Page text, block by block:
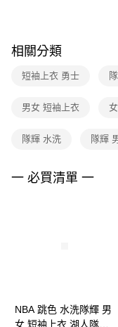
３．收到繳費通知簡訊後
ATM／網路銀行／等多元
※ 請注意：結帳手續完成
購買商品的店家。未經商
※ 交易是否成功請以「
客戶支援中心」
https://
１．透過由恩沛科技股份
易，需依本服務之必要範
５．嚴禁一人註冊多個帳
恩沛科技股份有限公司將
每筆NT$100，滿
相關分類
短袖上衣 勇士
男女 短袖上衣
隊輝 水洗 隊輝
一 必買清單 一
NBA 跳色 水洗隊輝 男
女 短袖上衣 湖人隊